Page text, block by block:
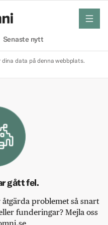
Senaste nytt
meny
data på denna webbplats.
gått fel.
problemet så snart
funderingar? Mejla oss